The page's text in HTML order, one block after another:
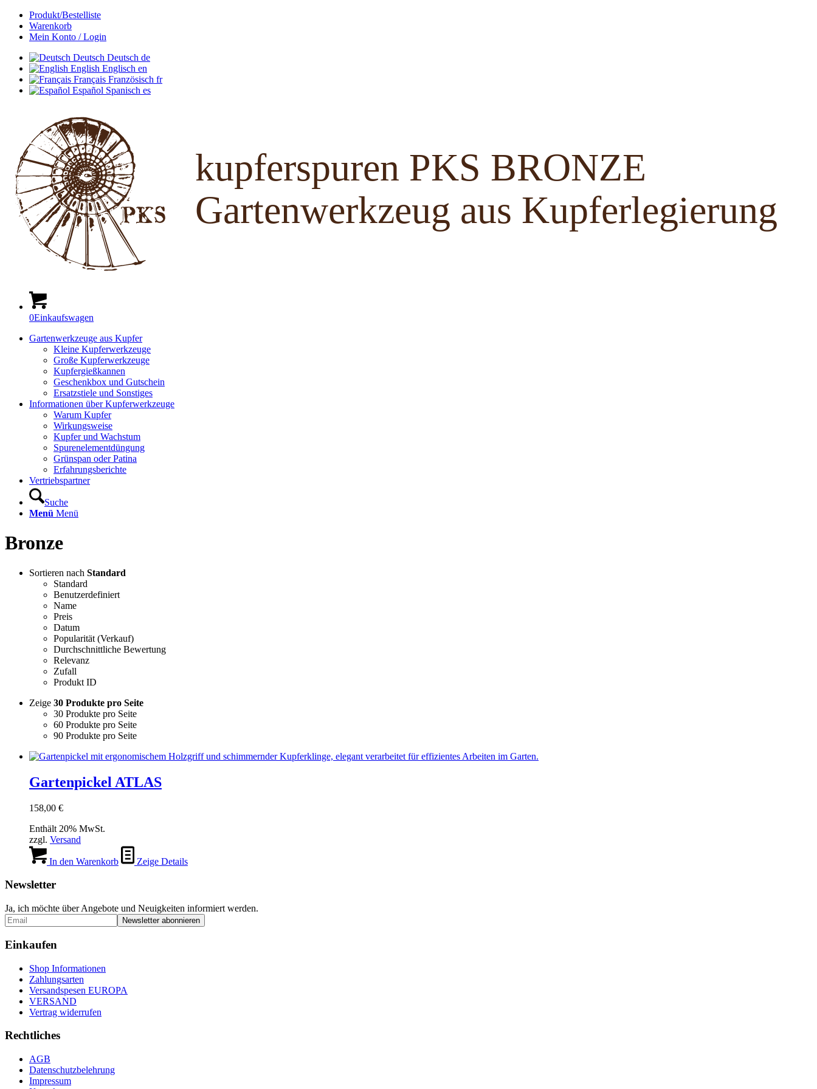
Produkt/Bestelliste
Warenkorb
Mein Konto / Login
Deutsch Deutsch de
English Englisch en
Français Französisch fr
Español Spanisch es
kupferspuren PKS BRONZE
Gartenwerkzeug aus Kupferlegierung
0Einkaufswagen
Gartenwerkzeuge aus Kupfer
Kleine Kupferwerkzeuge
Große Kupferwerkzeuge
Kupfergießkannen
Geschenkbox und Gutschein
Ersatzstiele und Sonstiges
Informationen über Kupferwerkzeuge
Warum Kupfer
Wirkungsweise
Kupfer und Wachstum
Spurenelementdüngung
Grünspan oder Patina
Erfahrungsberichte
Vertriebspartner
Suche
Menü Menü
Bronze
Sortieren nach Standard
Standard
Benutzerdefiniert
Name
Preis
Datum
Popularität (Verkauf)
Durchschnittliche Bewertung
Relevanz
Zufall
Produkt ID
Zeige 30 Produkte pro Seite
30 Produkte pro Seite
60 Produkte pro Seite
90 Produkte pro Seite
Gartenpickel ATLAS
158,00 €
Enthält 20% MwSt.
zzgl. Versand
In den Warenkorb Zeige Details
Newsletter
Ja, ich möchte über Angebote und Neuigkeiten informiert werden.
Einkaufen
Shop Informationen
Zahlungsarten
Versandspesen EUROPA
VERSAND
Vertrag widerrufen
Rechtliches
AGB
Datenschutzbelehrung
Impressum